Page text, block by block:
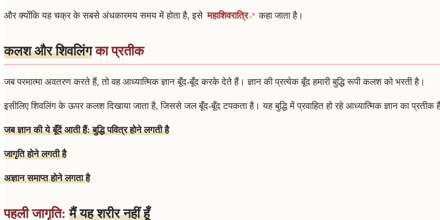
और क्योंकि यह चक्र के सबसे अंधकारमय समय में होता है, इसे महाशिवरात्रि कहा जाता है।
कलश और शिवलिंगका प्रतीक
जब परमात्मा अवतरण करते हैं, तो वह आध्यात्मिक ज्ञान बूँद-बूँद करके देते हैं। ज्ञान की प्रत्येक बूँद हमारी बुद्धि रूपी कलश को भरती है।
इसीलिए शिवलिंग के ऊपर कलश दिखाया जाता है, जिससे जल बूँद-बूँद टपकता है। यह बुद्धि में प्रवाहित हो रहे आध्यात्मिक ज्ञान का प्रतीक
जब ज्ञान की ये बूँदें आती हैं: बुद्धि पवित्र होने लगती है
जागृति होने लगती है
अज्ञान समाप्त होने लगता है
पहली जागृति:मैं यह शरीर नहीं हूँ